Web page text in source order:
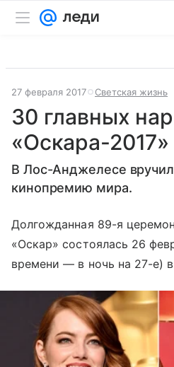
27 февраля 2017 Светская жизнь
30 главных
«Оскара-2017»
В Лос-Анджелесе
кинопремию мира.
Долгожданная 89-я
«Оскар» состоялась 26
времени — в ночь на 27-е)